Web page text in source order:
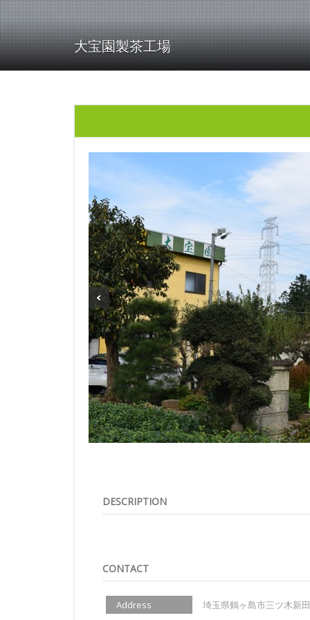
大宝園製茶工場
DESCRIPTION
CONTACT
Address 埼玉県鶴ヶ島市三ツ木新